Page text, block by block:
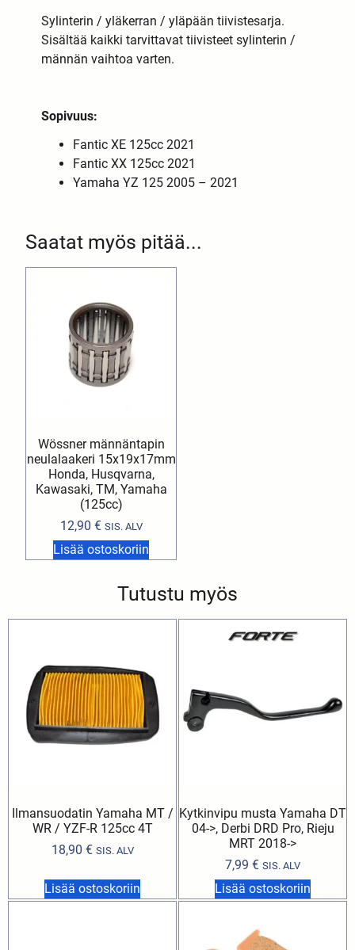
Saatat myös pitää...
Wössner männäntapin
neulalaakeri 15x19x17mm
Honda, Husqvarna,
Kawasaki, TM, Yamaha
(125cc)
12,90 € SIS. ALV
Lisää ostoskoriin
Sylinterin / yläkerran / yläpään tiivistesarja.
Sisältää kaikki tarvittavat tiivisteet sylinterin /
männän vaihtoa varten.
Sopivuus:
Fantic XE 125cc 2021
Fantic XX 125cc 2021
Yamaha YZ 125 2005 – 2021
Tutustu myös
Ilmansuodatin Yamaha MT /
WR / YZF-R 125cc 4T
18,90 € SIS. ALV
Lisää ostoskoriin
Kytkinvipu musta Yamaha DT
04->, Derbi DRD Pro, Rieju
MRT 2018->
7,99 € SIS. ALV
Lisää ostoskoriin